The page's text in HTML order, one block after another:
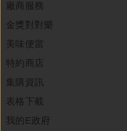
廠商服務
金獎對對樂
美味便當
特約商店
集購資訊
表格下載
我的E政府